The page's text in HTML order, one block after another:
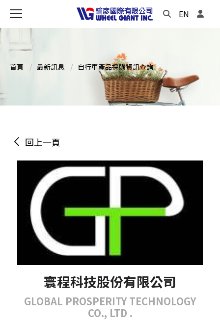
EN
首頁 最新訊息 自行車產品採購資訊查詢
回上一頁
寰程科技股份有限公司
GLOBAL PROSPERITY TECHNOLOGY
CO., LTD .